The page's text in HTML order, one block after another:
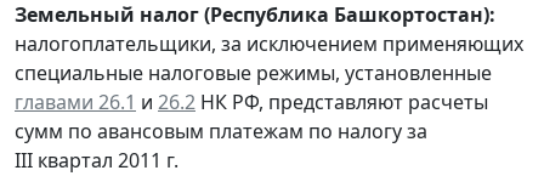
Земельный налог (Республика Башкортостан):
налогоплательщики, за исключением применяющих
специальные налоговые режимы, установленные
главами 26.1 и 26.2 НК РФ, представляют расчеты
сумм по авансовым платежам по налогу за
III квартал 2011 г.